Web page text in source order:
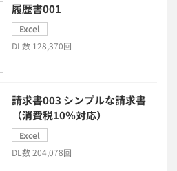
経費精算システム
日報アプリ
履歴書001
Excel
DL数 128,370回
請求書003 シンプルな請求書
（消費税10％対応）
Excel
DL数 204,078回